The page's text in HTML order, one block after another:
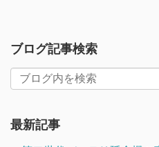
ブログ記事検索
最新記事